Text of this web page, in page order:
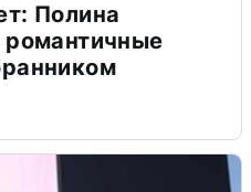
Полина
романтичные